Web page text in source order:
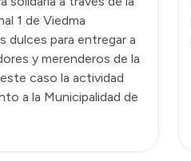
1 de Viedma
dulces para entregar a
y merenderos de la
caso la actividad
a la Municipalidad de